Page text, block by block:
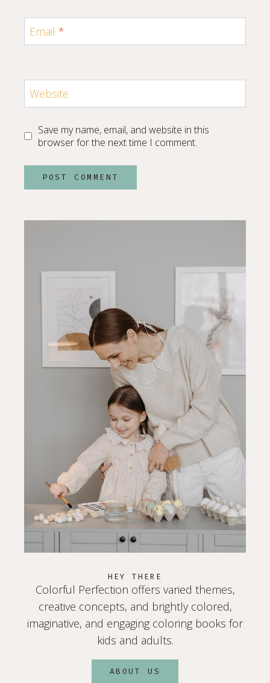
Email *
Website
Save my name, email, and website in this
browser for the next time I comment.
HEY THERE
Colorful Perfection offers varied themes,
creative concepts, and brightly colored,
imaginative, and engaging coloring books for
kids and adults.
ABOUT US